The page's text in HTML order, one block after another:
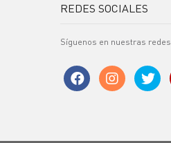
REDES SOCIALES
Síguenos en nuestras redes